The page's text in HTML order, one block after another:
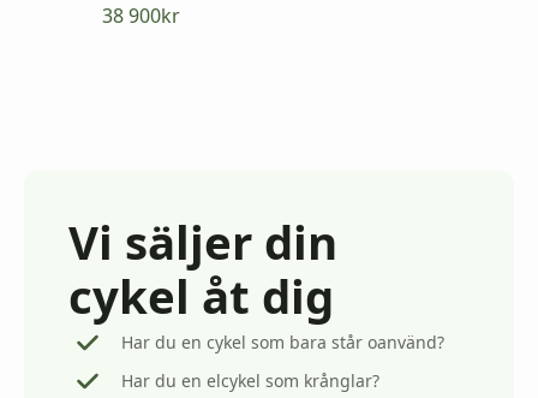
38 900kr
Vi säljer din
cykel åt dig
Har du en cykel som bara står oanvänd?
Har du en elcykel som krånglar?